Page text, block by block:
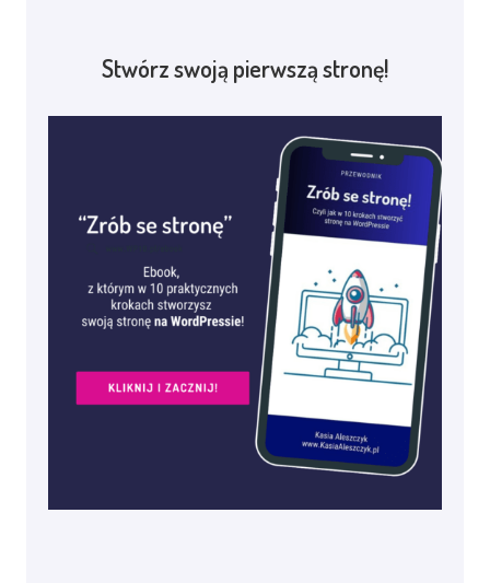
Stwórz swoją pierwszą stronę!